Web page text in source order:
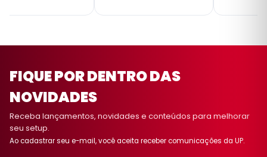
FIQUE POR DENTRO DAS
NOVIDADES
Receba lançamentos, novidades e conteúdos para melhorar
seu setup.
Ao cadastrar seu e-mail, você aceita receber comunicações da UP.